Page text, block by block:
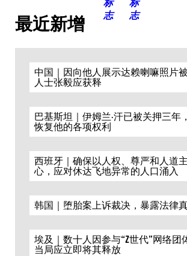
最近新增
中国｜因向他人展示达赖喇嘛照片
人士张毅应获释
巴基斯坦｜伊姆兰·汗已被关押三年
恢复他的各项权利
西班牙｜确保以人权、尊严和人道
心，应对休达飞地异常的人口涌入
韩国｜堕胎案上诉裁决，暴露法律
埃及｜数十人因参与“Z世代”网络团
当局应立即将其释放